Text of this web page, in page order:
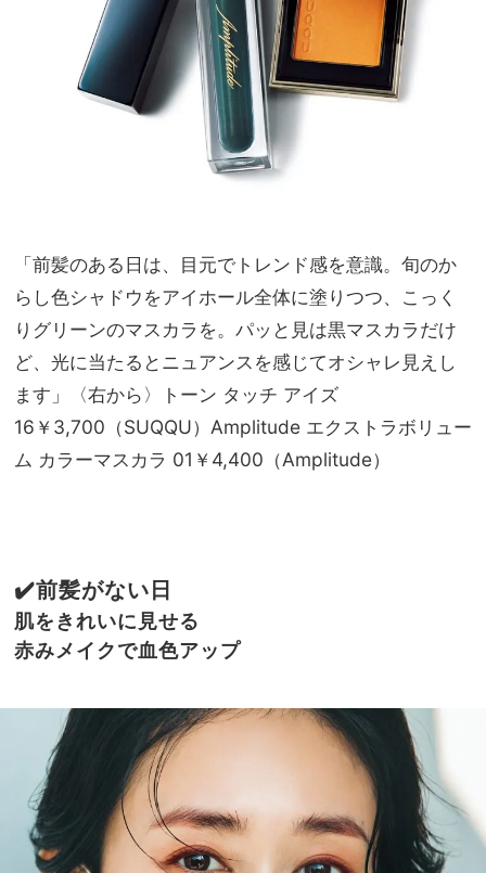
「前髪のある日は、目元でトレンド感を意識。旬のか
らし色シャドウをアイホール全体に塗りつつ、こっく
りグリーンのマスカラを。パッと見は黒マスカラだけ
ど、光に当たるとニュアンスを感じてオシャレ見えし
ます」〈右から〉トーン タッチ アイズ
16￥3,700（SUQQU）Amplitude エクストラボリュー
ム カラーマスカラ 01￥4,400（Amplitude）
✔️前髪がない日
肌をきれいに見せる
赤みメイクで血色アップ